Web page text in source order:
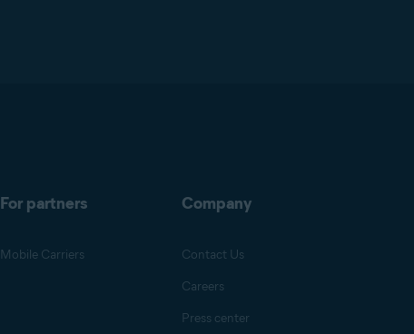
For partners
Mobile Carriers
Company
Contact Us
Careers
Press center